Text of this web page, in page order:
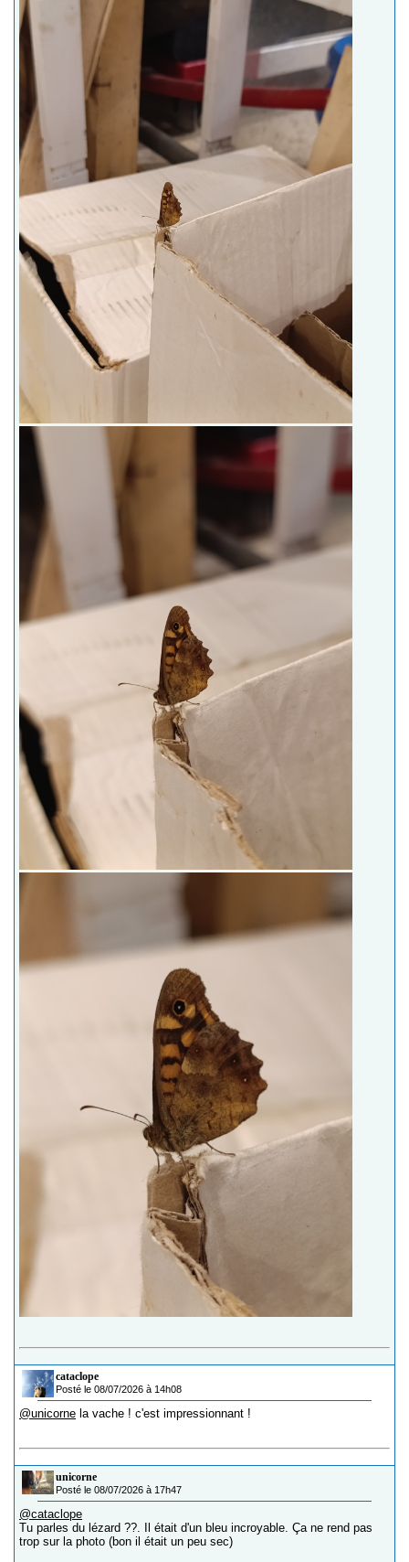
cataclope
Posté le 08/07/2026 à 14h08
@unicorne la vache ! c'est impressionnant !
unicorne
Posté le 08/07/2026 à 17h47
@cataclope
Tu parles du lézard ??. Il était d'un bleu incroyable. Ça ne rend pas
trop sur la photo (bon il était un peu sec)